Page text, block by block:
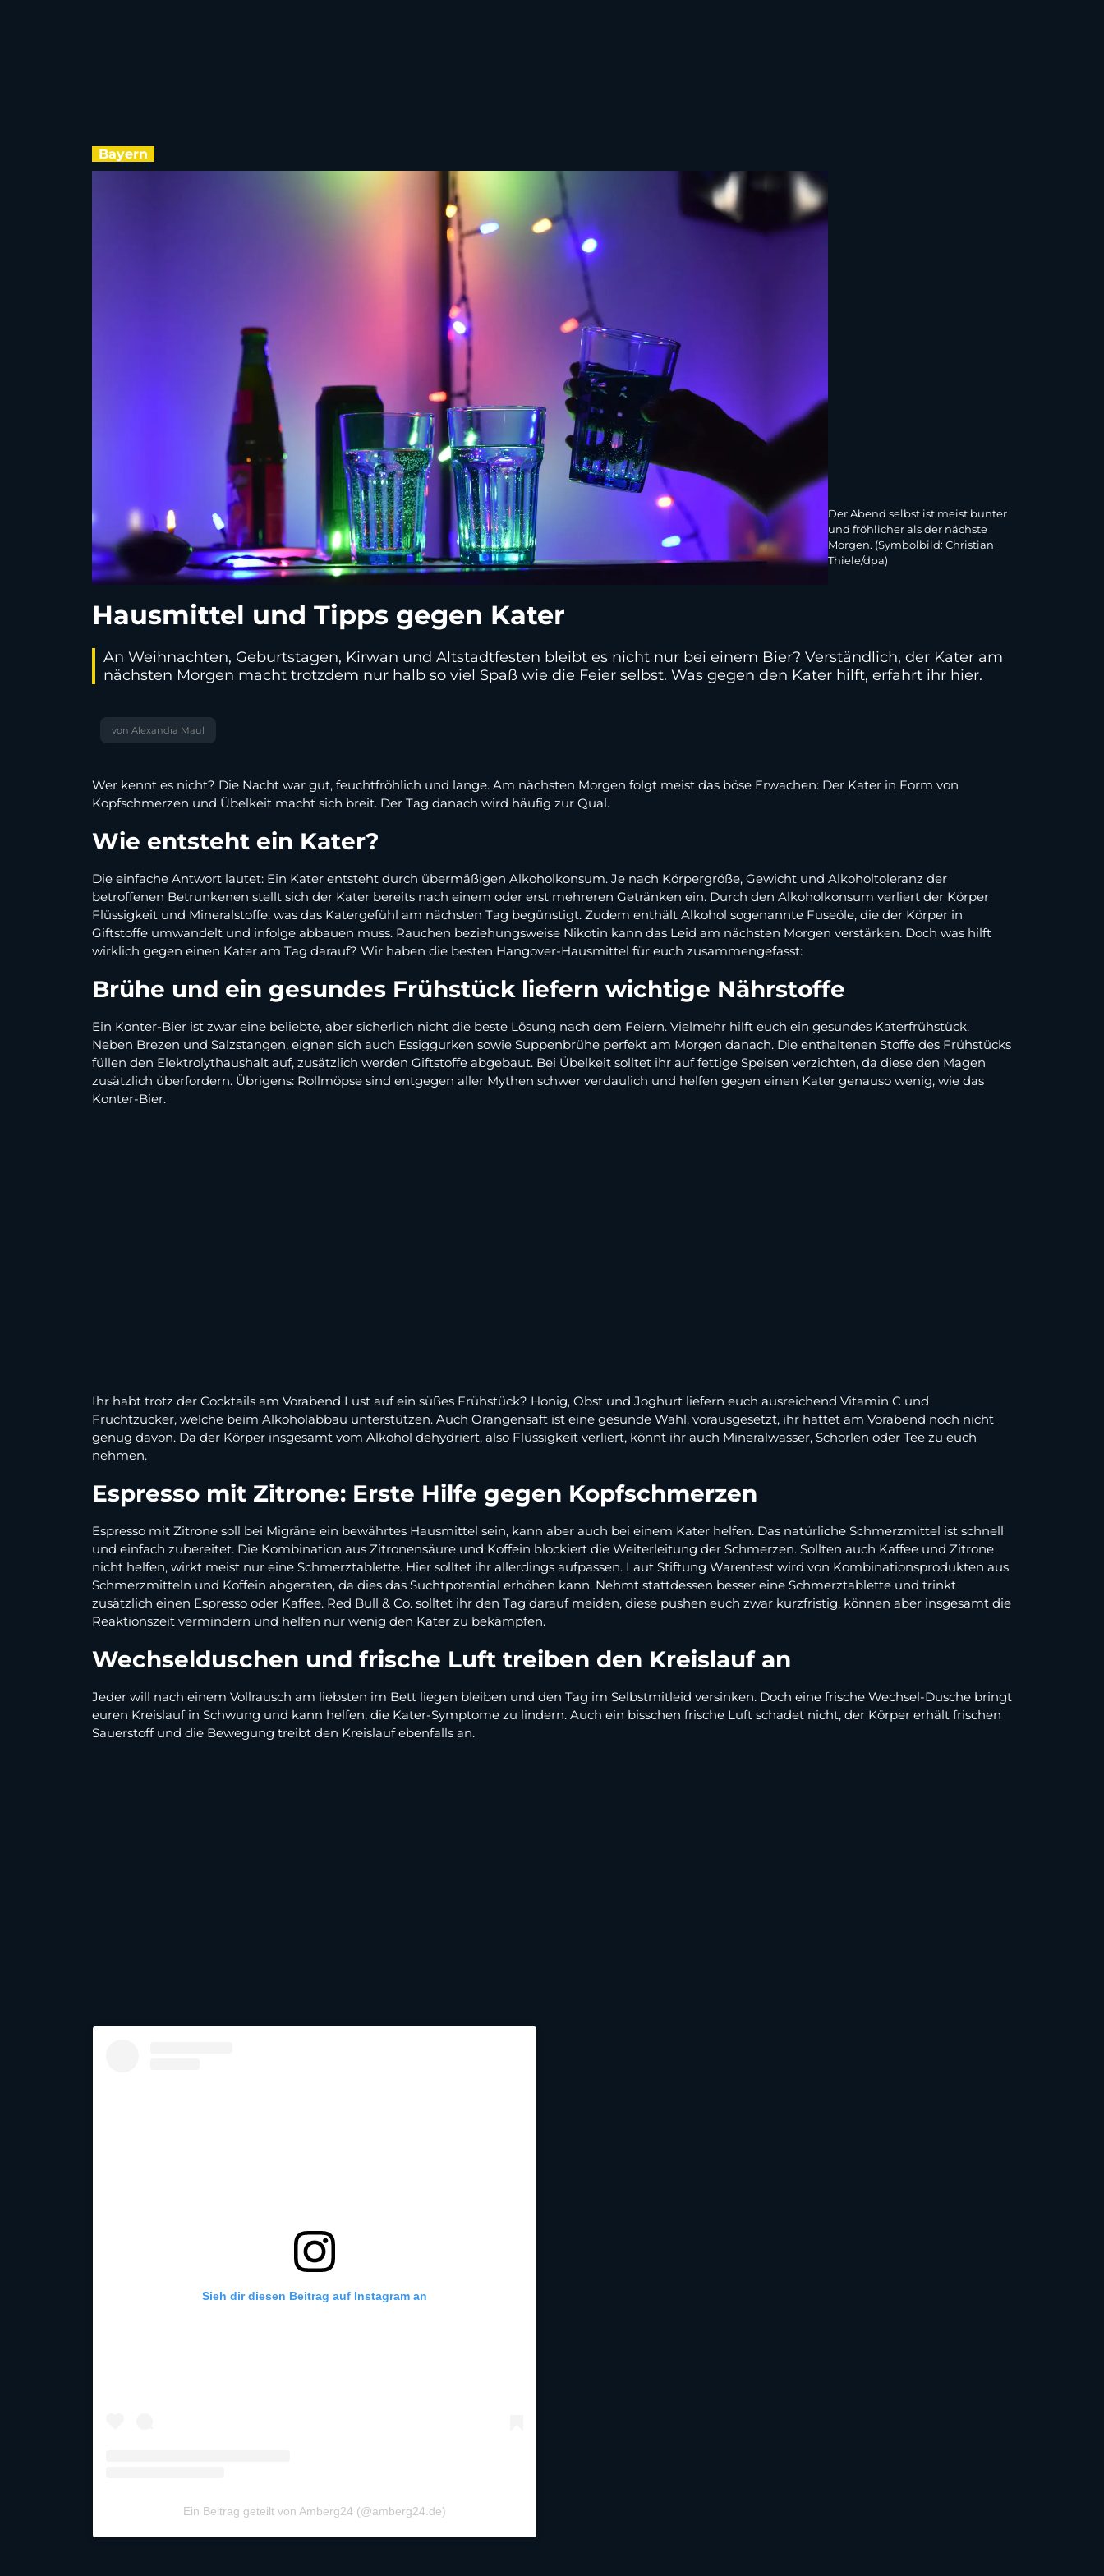
Bayern
Der Abend selbst ist meist bunter
und fröhlicher als der nächste
Morgen. (Symbolbild: Christian
Thiele/dpa)
Hausmittel und Tipps gegen Kater
An Weihnachten, Geburtstagen, Kirwan und Altstadtfesten bleibt es nicht nur bei einem Bier? Verständlich, der Kater am
nächsten Morgen macht trotzdem nur halb so viel Spaß wie die Feier selbst. Was gegen den Kater hilft, erfahrt ihr hier.
von Alexandra Maul
Wer kennt es nicht? Die Nacht war gut, feuchtfröhlich und lange. Am nächsten Morgen folgt meist das böse Erwachen: Der Kater in Form von
Kopfschmerzen und Übelkeit macht sich breit. Der Tag danach wird häufig zur Qual.
Wie entsteht ein Kater?
Die einfache Antwort lautet: Ein Kater entsteht durch übermäßigen Alkoholkonsum. Je nach Körpergröße, Gewicht und Alkoholtoleranz der
betroffenen Betrunkenen stellt sich der Kater bereits nach einem oder erst mehreren Getränken ein. Durch den Alkoholkonsum verliert der Körper
Flüssigkeit und Mineralstoffe, was das Katergefühl am nächsten Tag begünstigt. Zudem enthält Alkohol sogenannte Fuseöle, die der Körper in
Giftstoffe umwandelt und infolge abbauen muss. Rauchen beziehungsweise Nikotin kann das Leid am nächsten Morgen verstärken. Doch was hilft
wirklich gegen einen Kater am Tag darauf? Wir haben die besten Hangover-Hausmittel für euch zusammengefasst:
Brühe und ein gesundes Frühstück liefern wichtige Nährstoffe
Ein Konter-Bier ist zwar eine beliebte, aber sicherlich nicht die beste Lösung nach dem Feiern. Vielmehr hilft euch ein gesundes Katerfrühstück.
Neben Brezen und Salzstangen, eignen sich auch Essiggurken sowie Suppenbrühe perfekt am Morgen danach. Die enthaltenen Stoffe des Frühstücks
füllen den Elektrolythaushalt auf, zusätzlich werden Giftstoffe abgebaut. Bei Übelkeit solltet ihr auf fettige Speisen verzichten, da diese den Magen
zusätzlich überfordern. Übrigens: Rollmöpse sind entgegen aller Mythen schwer verdaulich und helfen gegen einen Kater genauso wenig, wie das
Konter-Bier.
Ihr habt trotz der Cocktails am Vorabend Lust auf ein süßes Frühstück? Honig, Obst und Joghurt liefern euch ausreichend Vitamin C und
Fruchtzucker, welche beim Alkoholabbau unterstützen. Auch Orangensaft ist eine gesunde Wahl, vorausgesetzt, ihr hattet am Vorabend noch nicht
genug davon. Da der Körper insgesamt vom Alkohol dehydriert, also Flüssigkeit verliert, könnt ihr auch Mineralwasser, Schorlen oder Tee zu euch
nehmen.
Espresso mit Zitrone: Erste Hilfe gegen Kopfschmerzen
Espresso mit Zitrone soll bei Migräne ein bewährtes Hausmittel sein, kann aber auch bei einem Kater helfen. Das natürliche Schmerzmittel ist schnell
und einfach zubereitet. Die Kombination aus Zitronensäure und Koffein blockiert die Weiterleitung der Schmerzen. Sollten auch Kaffee und Zitrone
nicht helfen, wirkt meist nur eine Schmerztablette. Hier solltet ihr allerdings aufpassen. Laut Stiftung Warentest wird von Kombinationsprodukten aus
Schmerzmitteln und Koffein abgeraten, da dies das Suchtpotential erhöhen kann. Nehmt stattdessen besser eine Schmerztablette und trinkt
zusätzlich einen Espresso oder Kaffee. Red Bull & Co. solltet ihr den Tag darauf meiden, diese pushen euch zwar kurzfristig, können aber insgesamt die
Reaktionszeit vermindern und helfen nur wenig den Kater zu bekämpfen.
Wechselduschen und frische Luft treiben den Kreislauf an
Jeder will nach einem Vollrausch am liebsten im Bett liegen bleiben und den Tag im Selbstmitleid versinken. Doch eine frische Wechsel-Dusche bringt
euren Kreislauf in Schwung und kann helfen, die Kater-Symptome zu lindern. Auch ein bisschen frische Luft schadet nicht, der Körper erhält frischen
Sauerstoff und die Bewegung treibt den Kreislauf ebenfalls an.
Sieh dir diesen Beitrag auf Instagram an
Ein Beitrag geteilt von Amberg24 (@amberg24.de)